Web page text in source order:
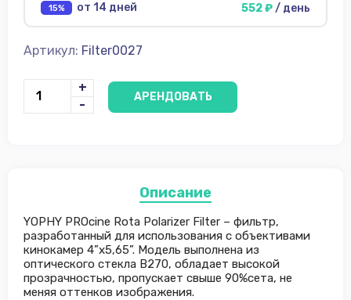
15% от 14 дней 552 ₽/ день
Артикул: Filter0027
+
-
АРЕНДОВАТЬ
Описание
YOPHY PROcine Rota Polarizer Filter – фильтр,
разработанный для использования с объективами
кинокамер 4”x5,65”. Модель выполнена из
оптического стекла В270, обладает высокой
прозрачностью, пропускает свыше 90%сета, не
меняя оттенков изображения.